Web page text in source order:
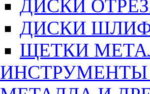
ДИСКИ
ДИСКИ
ЩЕТКИ
ИНСТРУМЕНТЫ